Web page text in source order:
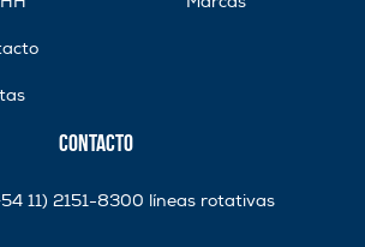
Contacto
11) 2151-8300 líneas rotativas